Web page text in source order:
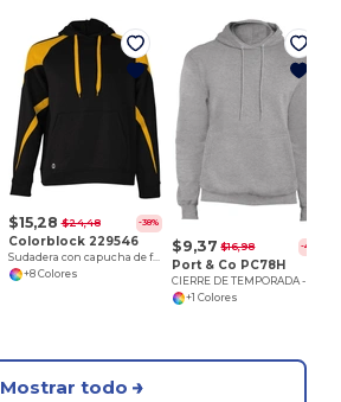
$15,28 $24,48 -38%
Colorblock 229546
Sudadera con capucha de forro polar deportivo
+8 Colores
$9,37 $16,98 -45%
Port & Co PC78H
+1 Colores
Mostrar todo